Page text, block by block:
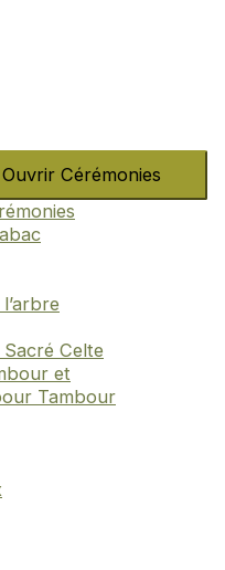
Ouvrir Cérémonies
Celte
et
Tambour